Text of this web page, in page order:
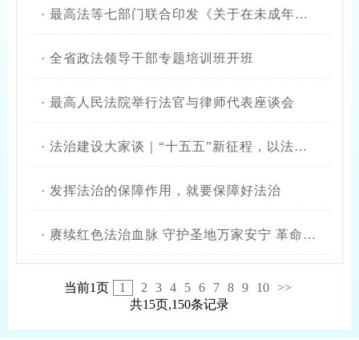
· 最高法等七部门联合印发《关于在未成年人司法保护工作中充分发挥银发力量的意见》
· 全省政法领导干部专题培训班开班
· 最高人民法院举行法官与律师代表座谈会
· 法治建设大家谈｜“十五五”新征程，以法治之力护航陕西高质量发展
· 发挥法治的保障作用，就要保障好法治
· 赓续红色法治血脉 守护圣地万家安宁 革命圣地延安汲取法治力量践行为民初心
当前1页 1 2 3 4 5 6 7 8 9 10
>>
共15页,150条记录